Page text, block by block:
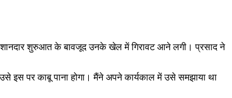
शुरुआत के बावजूद उनके खेल में गिरावट आने लगी। प्रसाद ने
इस पर काबू पाना होगा। मैंने अपने कार्यकाल में उसे समझाया था